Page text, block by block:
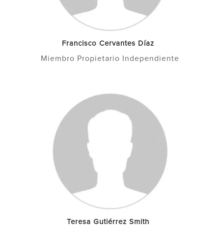
Francisco Cervantes Díaz
Miembro Propietario Independiente
Teresa Gutiérrez Smith